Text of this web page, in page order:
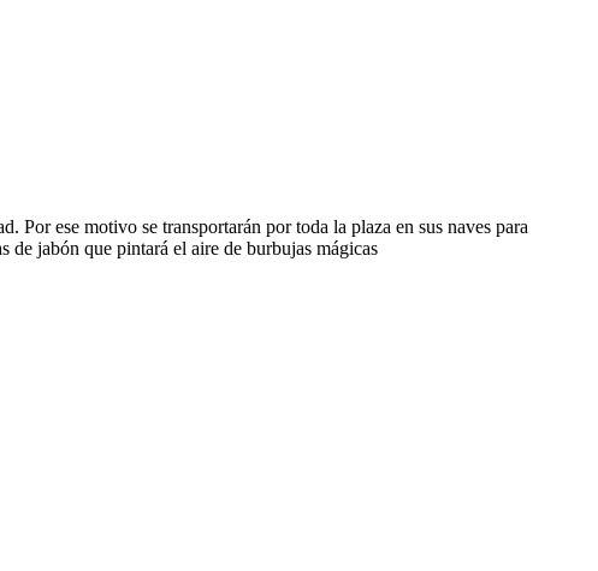
Por ese motivo se transportarán por toda la plaza en sus naves para
de jabón que pintará el aire de burbujas mágicas